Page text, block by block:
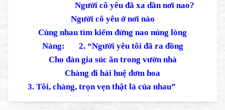
Người cô yêu đã xa dần nơi nao?
Người cô yêu ở nơi nào
Cùng nhau tìm kiếm đừng nao núng lòng
Nàng: 2. “Người yêu tôi đã ra đồng
Cho đàn gia súc ăn trong vườn nhà
Chàng đi hái huệ đơm hoa
3. Tôi, chàng, trọn vẹn thật là của nhau”